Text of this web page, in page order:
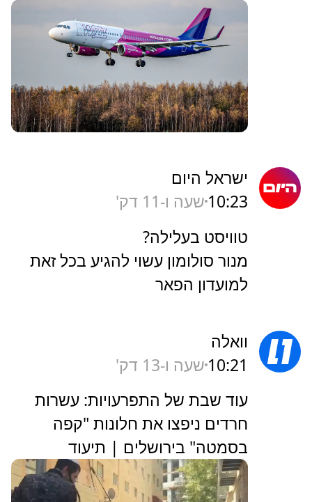
ישראל היום
10:23 שעה ו-11 דק'
טוויסט בעלילה?
מנור סולומון עשוי להגיע בכל זאת
למועדון הפאר
וואלה
10:21 שעה ו-13 דק'
עוד שבת של התפרעויות: עשרות
חרדים ניפצו את חלונות "קפה
בסמטה" בירושלים | תיעוד